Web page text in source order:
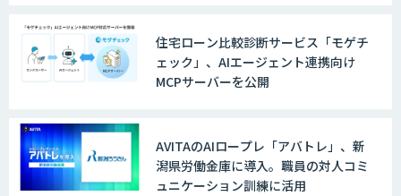
住宅ローン比較診断サービス「モゲチ
ェック」、AIエージェント連携向け
MCPサーバーを公開
AVITAのAIロープレ「アバトレ」、新
潟県労働金庫に導入。職員の対人コミ
ュニケーション訓練に活用